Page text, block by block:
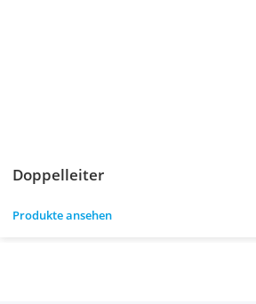
Doppelleiter
Produkte ansehen